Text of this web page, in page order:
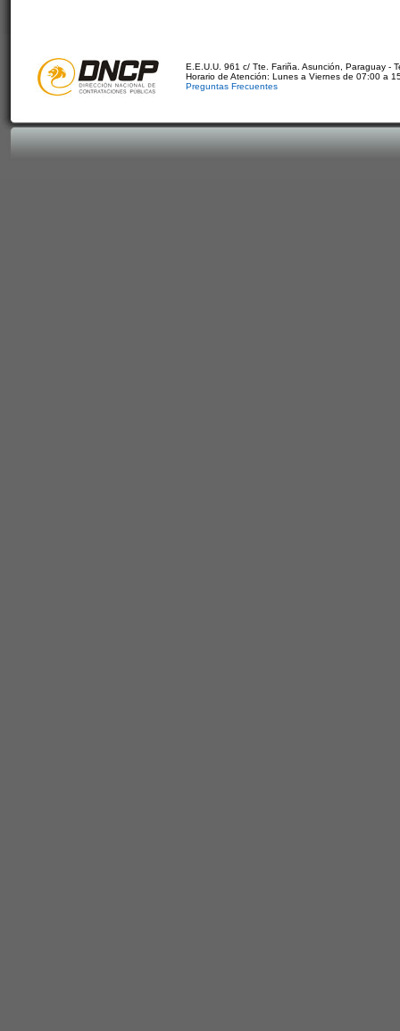
E.E.U.U. 961 c/ Tte. Fariña. Asunción, Paraguay -
Horario de Atención: Lunes a Viernes de 07:00 a
Preguntas Frecuentes